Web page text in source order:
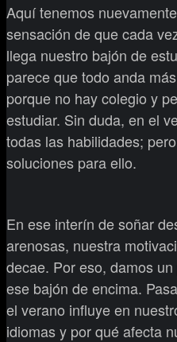
Aquí tenemos
sensación de que cada
llega nuestro bajón de
parece que todo anda
porque no hay colegio y
estudiar. Sin duda, en el
todas las habilidades;
soluciones para ello.
En ese interín de soñar
arenosas, nuestra
decae. Por eso, damos
ese bajón de encima.
el verano influye en
idiomas y por qué afecta